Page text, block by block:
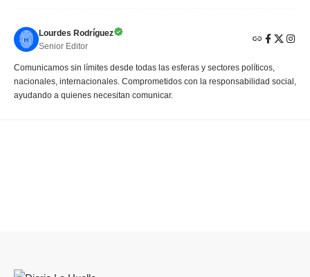
Lourdes Rodríguez
Senior Editor
Comunicamos sin límites desde todas las esferas y sectores políticos,
nacionales, internacionales. Comprometidos con la responsabilidad social,
ayudando a quienes necesitan comunicar.